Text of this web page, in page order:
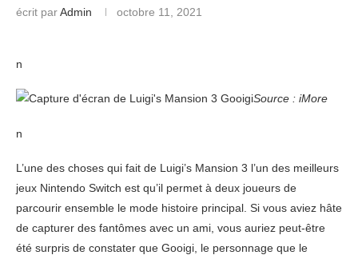
écrit parAdmin octobre 11, 2021
n
Source : iMore
n
L’une des choses qui fait de Luigi’s Mansion 3 l’un des meilleurs
jeux Nintendo Switch est qu’il permet à deux joueurs de
parcourir ensemble le mode histoire principal. Si vous aviez hâte
de capturer des fantômes avec un ami, vous auriez peut-être
été surpris de constater que Gooigi, le personnage que le